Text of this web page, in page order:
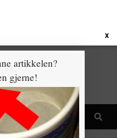
X
artikkelen?
gjerne!